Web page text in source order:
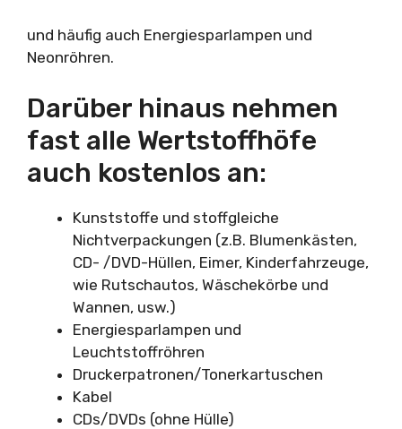
und häufig auch Energiesparlampen und
Neonröhren.
Darüber hinaus nehmen
fast alle Wertstoffhöfe
auch kostenlos an:
Kunststoffe und stoffgleiche
Nichtverpackungen (z.B. Blumenkästen,
CD- /DVD-Hüllen, Eimer, Kinderfahrzeuge,
wie Rutschautos, Wäschekörbe und
Wannen, usw.)
Energiesparlampen und
Leuchtstoffröhren
Druckerpatronen/Tonerkartuschen
Kabel
CDs/DVDs (ohne Hülle)